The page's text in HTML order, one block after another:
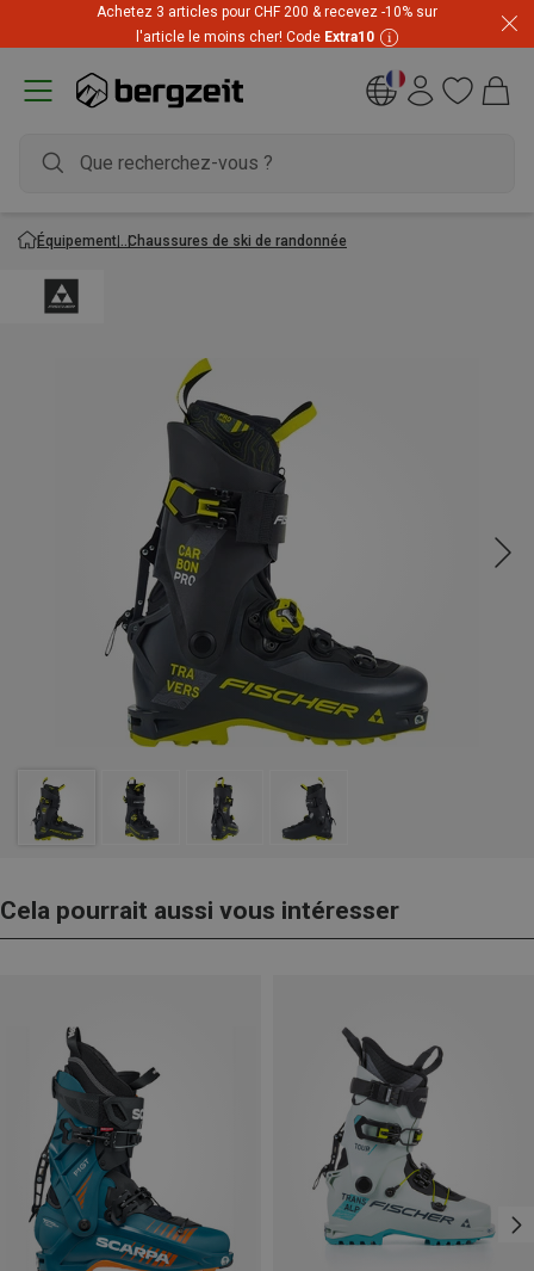
Achetez 3 articles pour CHF 200 & recevez -10% sur
l'article le moins cher! Code Extra10
Équipement Chaussures de ski de randonnée
Cela pourrait aussi vous intéresser